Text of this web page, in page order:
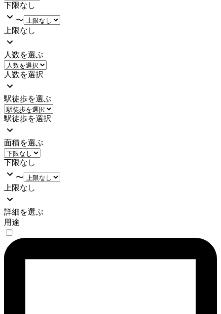
下限なし
〜
上限なし
人数を選ぶ
人数を選択
駅徒歩を選ぶ
駅徒歩を選択
面積を選ぶ
下限なし
〜
上限なし
詳細を選ぶ
用途